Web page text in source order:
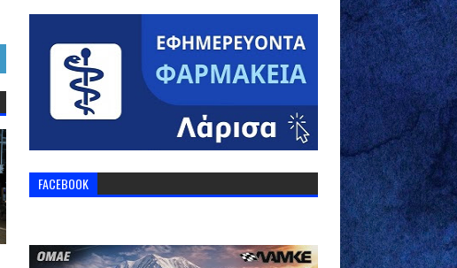
FACEBOOK